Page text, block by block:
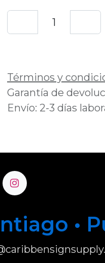
Términos y
Garantía de
Envío: 2-3 días
• P